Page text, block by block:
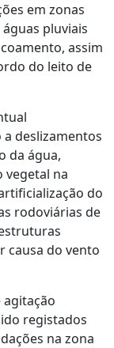
em zonas
pluviais
assim
do leito de
deslizamentos
da água,
vegetal na
do
rodoviárias de
causa do vento
agitação
registados
na zona